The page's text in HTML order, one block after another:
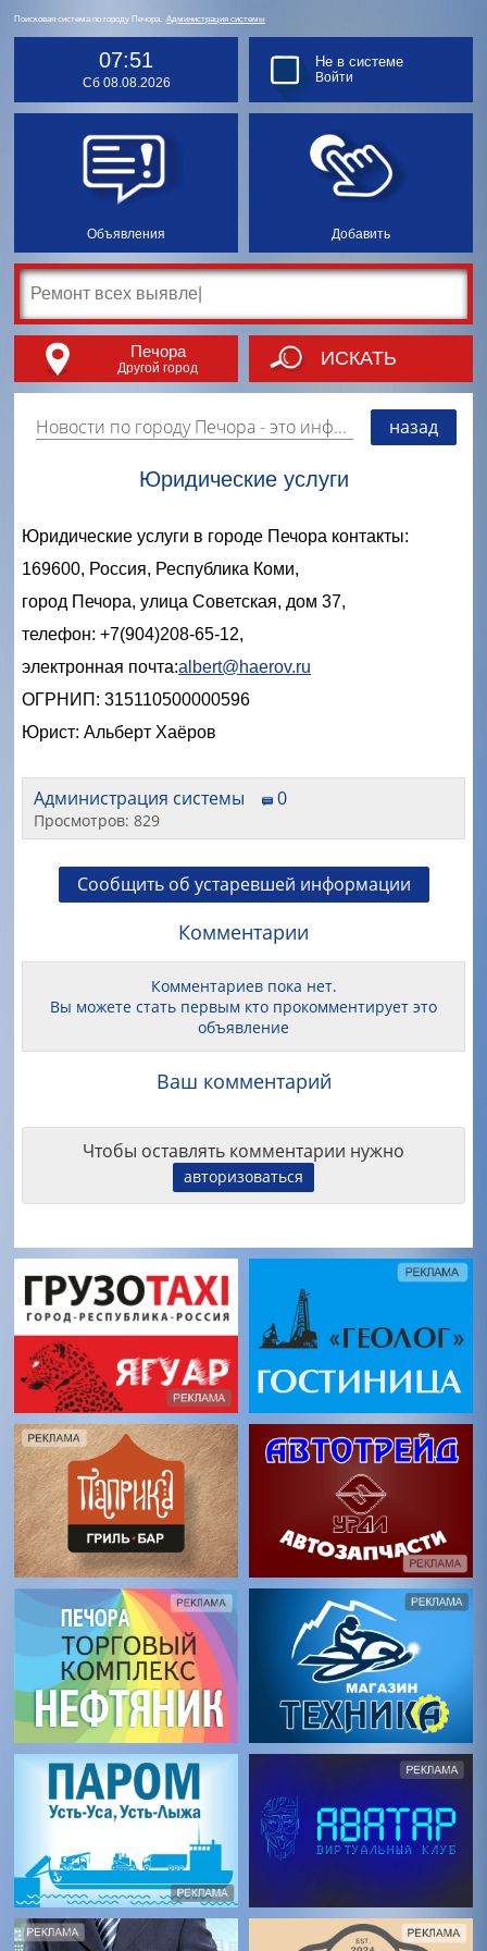
Поисковая система по городу Печора. Администрация системы
07:51
Сб 08.08.2026
Объявления Добавить
Не в системе
Войти
Печора
Другой город ИСКАТЬ
Новости по городу Печора- это информация о событиях, мероприятиях и торгово-коммерческой деятельности города. Страницу наполняют платные и бесплатные объявления, имеющие функцию "поднятия вверх списка". назад
Юридические услуги
Юридические услуги в городе Печора контакты:
169600, Россия, Республика Коми,
город Печора, улица Советская, дом 37,
телефон: +7(904)208-65-12,
электронная почта:albert@haerov.ru
ОГРНИП: 315110500000596
Юрист: Альберт Хаёров
Администрация системы 0
Просмотров: 829
Сообщить об устаревшей информации
Комментарии
Комментариев пока нет.
Вы можете стать первым кто прокомментирует это
объявление
Ваш комментарий
Чтобы оставлять комментарии нужно
авторизоваться